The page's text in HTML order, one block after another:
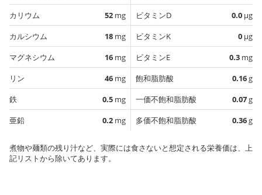
カリウム
52 mg
カルシウム
18 mg
マグネシウム
16 mg
リン
46 mg
鉄
0.5 mg
亜鉛
0.2 mg
ビタミンD
0.0 µg
ビタミンK
0 µg
ビタミンE
0.3 mg
飽和脂肪酸
0.16g
一価不飽和脂肪酸
0.07g
多価不飽和脂肪酸
0.36g
煮物や麺類の残り汁など、実際には食さないと想定される栄養価は、上
記リストから除いてあります。